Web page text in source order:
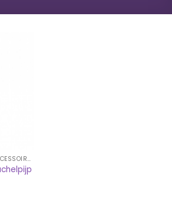
HOTTUB ONDERHOUD & ACCESSOIRES